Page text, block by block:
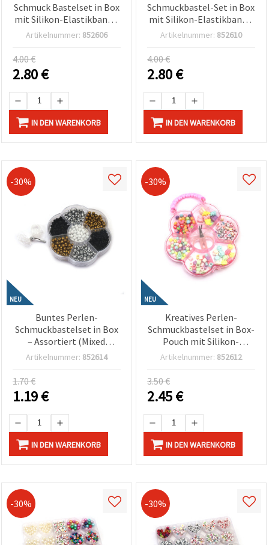
Schmuck Bastelset in Box
mit Silikon-Elastikband –
Weiß, Grün, Rot (Sortiert)
Artikelnummer: 852606
4.00 €
2.80€
IN DEN WARENKORB
Schmuckbastel-Set in Box
mit Silikon-Elastikband –
Weiß, Grün & Rot – ideal
Schmuck und Kreativ-Set
Artikelnummer: 852610
4.00 €
2.80€
IN DEN WARENKORB
-30%
NEU
Buntes Perlen-
Schmuckbastelset in Box
– Assortiert (Mixed
Colors) – Perfekt für
Schmuckherstellung
Artikelnummer: 852614
1.70 €
1.19€
IN DEN WARENKORB
-30%
NEU
Kreatives Perlen-
Schmuckbastelset in Box-
Pouch mit Silikon-
Elasticband und Schere –
Farben (Sortiert)
Artikelnummer: 852612
3.50 €
2.45€
IN DEN WARENKORB
-30% -30%